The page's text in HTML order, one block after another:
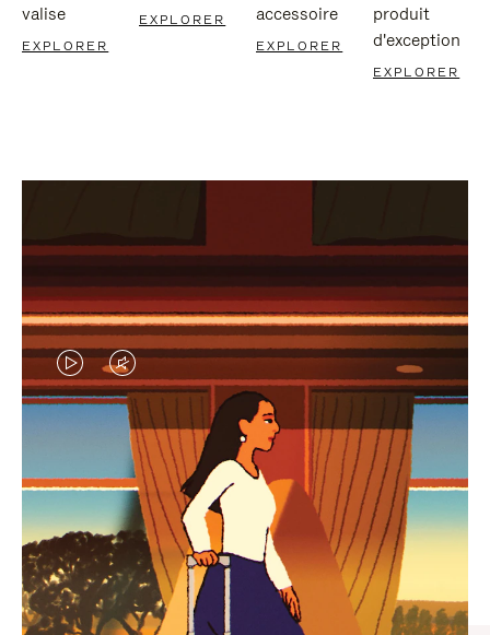
valise
EXPLORER
EXPLORER
accessoire
EXPLORER
produit
d'exception
EXPLORER
LA
VIDÉO
N'EST
PAS
EN
PAUSE,
APPUYEZ
LE
SON
DE
LA
VIDÉO
EST
DÉSACTIVÉ.
SÉLECTIONS CADEAUX ET INSPIRATIONS
Trouvez le compagnon
parfait pour chaque voyage